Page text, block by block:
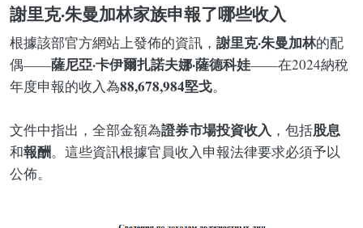
謝里克·朱曼加林家族申報了哪些收入
根據該部官方網站上發佈的資訊， 謝里克·朱曼加林的配
偶——薩尼亞·卡伊爾扎諾夫娜·薩德科娃——在2024納稅
年度申報的收入為88,678,984堅戈。
文件中指出，全部金額為證券市場投資收入 ，包括股息
和報酬。這些資訊根據官員收入申報法律要求必須予以
公佈。